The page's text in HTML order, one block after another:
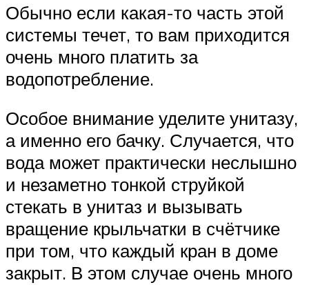
Обычно если какая-то часть этой
системы течет, то вам приходится
очень много платить за
водопотребление.
Особое внимание уделите унитазу,
а именно его бачку. Случается, что
вода может практически неслышно
и незаметно тонкой струйкой
стекать в унитаз и вызывать
вращение крыльчатки в счётчике
при том, что каждый кран в доме
закрыт. В этом случае очень много